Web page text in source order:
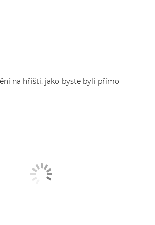
na hřišti, jako byste byli přímo